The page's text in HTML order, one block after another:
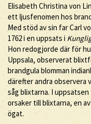
Elisabeth Christina von
ett ljusfenomen hos
Med stöd av sin far Carl
1762 i en uppsats i
Hon redogjorde där för
Uppsala, observerat
brandgula blomman
därefter andra observera
såg blixtarna. I
orsaker till blixtarna, en
ögat.